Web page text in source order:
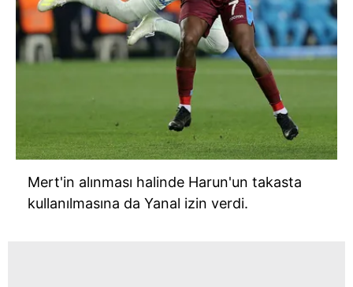
Mert'in alınması halinde Harun'un takasta
kullanılmasına da Yanal izin verdi.